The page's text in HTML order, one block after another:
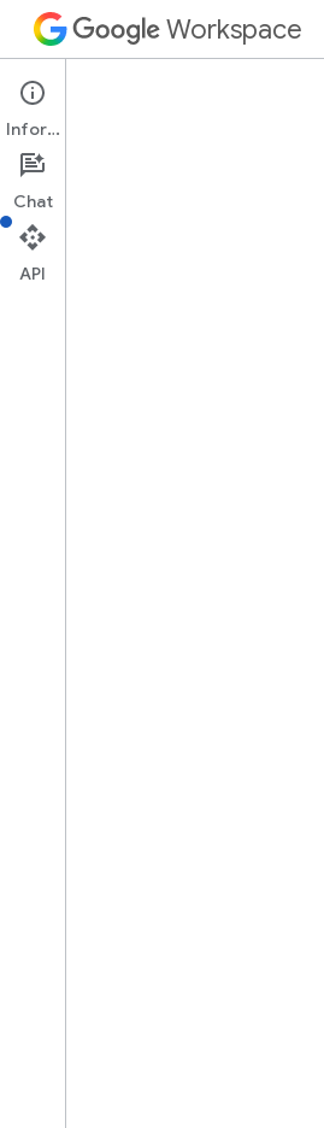
Workspace
Google Docs
Visão geral
Informações
Chat
API